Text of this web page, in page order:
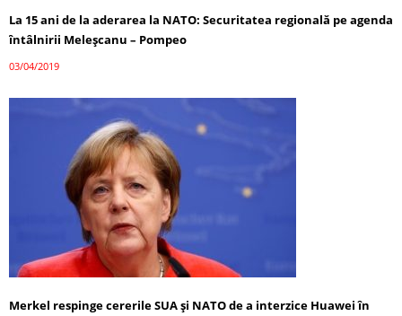
La 15 ani de la aderarea la NATO: Securitatea regională pe agenda
întâlnirii Meleșcanu – Pompeo
03/04/2019
Merkel respinge cererile SUA și NATO de a interzice Huawei în